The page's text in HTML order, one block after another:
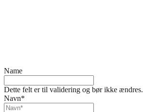
Name
Dette felt er til validering og bør ikke ændres.
Navn*